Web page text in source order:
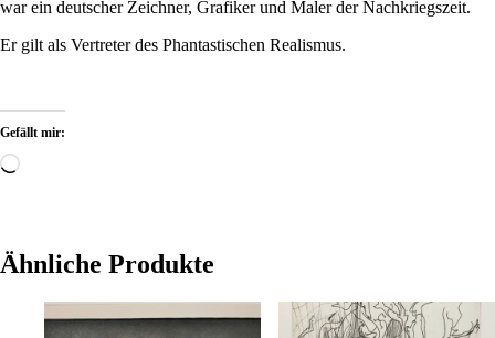
war ein deutscher Zeichner, Grafiker und Maler der Nachkriegszeit.
Er gilt als Vertreter des Phantastischen Realismus.
Gefällt mir:
Wird
Ähnliche Produkte